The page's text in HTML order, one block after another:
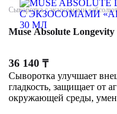
Сыворотка с экзосомами
Muse Absolute Longevity
36 140 ₸
Сыворотка улучшает
гладкость, защищает от
окружающей среды,